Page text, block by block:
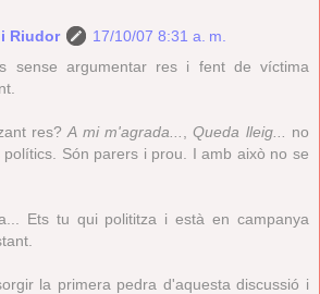
Riudor
17/10/07 8:31 a. m.
sense argumentar res i fent de víctima
res?A mi m'agrada... ,Queda lleig...
no
Són parers i prou. I amb això no se
Ets tu qui polititza i està en campanya
la primera pedra d'aquesta discussió i